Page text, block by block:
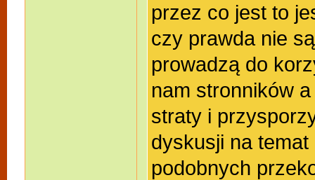
przez co jest to
czy prawda nie
prowadzą do
nam stronników
straty i
dyskusji na
podobnych